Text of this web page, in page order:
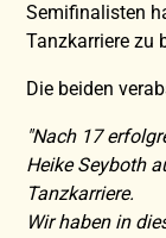
Semifinalisten
Tanzkarriere zu
Die beiden
"Nach 17
Heike Seyboth
Tanzkarriere.
Wir haben in